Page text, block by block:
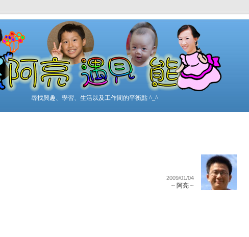
尋找興趣、學習、生活以及工作間的平衡點 ^_^
2009/01/04
~ 阿亮 ~